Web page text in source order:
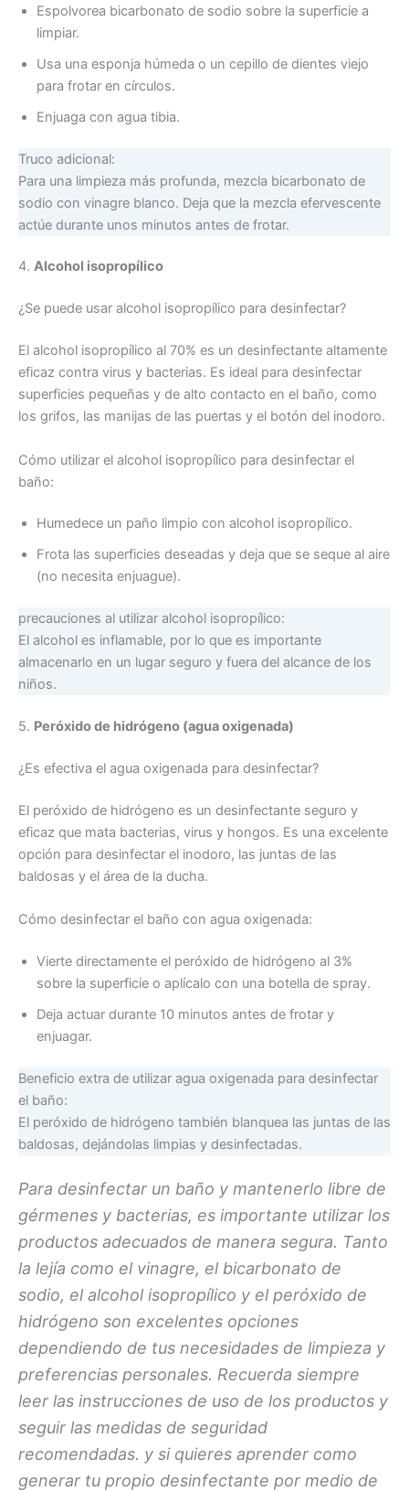
Espolvorea bicarbonato de sodio sobre la superficie a
limpiar.
Usa una esponja húmeda o un cepillo de dientes viejo
para frotar en círculos.
Enjuaga con agua tibia.
Truco adicional:
Para una limpieza más profunda, mezcla bicarbonato de
sodio con vinagre blanco. Deja que la mezcla efervescente
actúe durante unos minutos antes de frotar.
4. Alcohol isopropílico
¿Se puede usar alcohol isopropílico para desinfectar?
El alcohol isopropílico al 70% es un desinfectante altamente
eficaz contra virus y bacterias. Es ideal para desinfectar
superficies pequeñas y de alto contacto en el baño, como
los grifos, las manijas de las puertas y el botón del inodoro.
Cómo utilizar el alcohol isopropílico para desinfectar el
baño:
Humedece un paño limpio con alcohol isopropílico.
Frota las superficies deseadas y deja que se seque al aire
(no necesita enjuague).
precauciones al utilizar alcohol isopropílico:
El alcohol es inflamable, por lo que es importante
almacenarlo en un lugar seguro y fuera del alcance de los
niños.
5. Peróxido de hidrógeno (agua oxigenada)
¿Es efectiva el agua oxigenada para desinfectar?
El peróxido de hidrógeno es un desinfectante seguro y
eficaz que mata bacterias, virus y hongos. Es una excelente
opción para desinfectar el inodoro, las juntas de las
baldosas y el área de la ducha.
Cómo desinfectar el baño con agua oxigenada:
Vierte directamente el peróxido de hidrógeno al 3%
sobre la superficie o aplícalo con una botella de spray.
Deja actuar durante 10 minutos antes de frotar y
enjuagar.
Beneficio extra de utilizar agua oxigenada para desinfectar
el baño:
El peróxido de hidrógeno también blanquea las juntas de las
baldosas, dejándolas limpias y desinfectadas.
Para desinfectar un baño y mantenerlo libre de
gérmenes y bacterias, es importante utilizar los
productos adecuados de manera segura. Tanto
la lejía como el vinagre, el bicarbonato de
sodio, el alcohol isopropílico y el peróxido de
hidrógeno son excelentes opciones
dependiendo de tus necesidades de limpieza y
preferencias personales. Recuerda siempre
leer las instrucciones de uso de los productos y
seguir las medidas de seguridad
recomendadas. y si quieres aprender como
generar tu propio desinfectante por medio de